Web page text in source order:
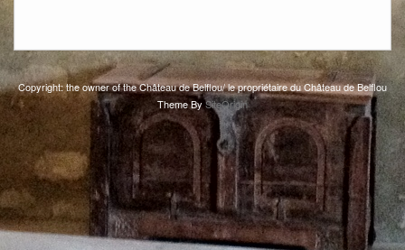
Copyright: the owner of the Château de Belflou/ le propriétaire du Château de Belflou
Theme BySiteOrigin